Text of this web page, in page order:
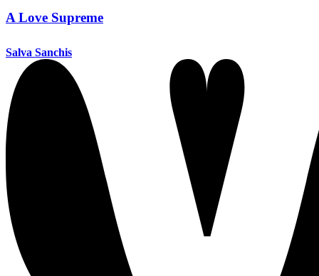
A Love Supreme
Salva Sanchis